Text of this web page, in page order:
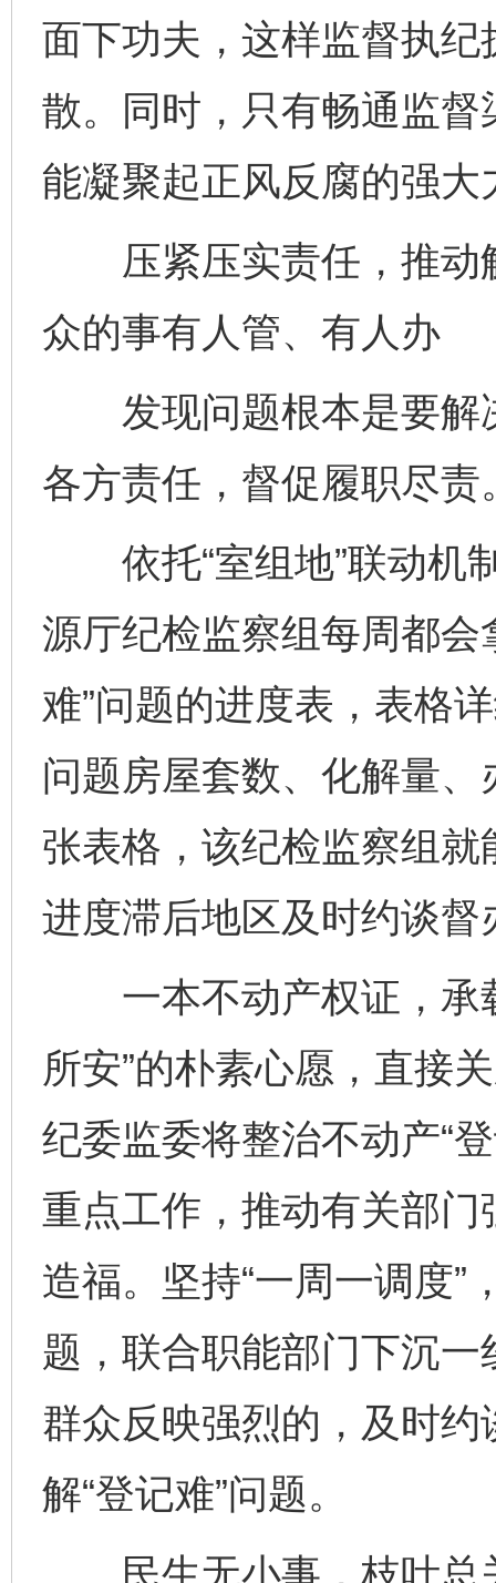
面下功夫，这样监督执
散。同时，只有畅通监
能凝聚起正风反腐的强大
压紧压实责任，推动
众的事有人管、有人办
发现问题根本是要解
各方责任，督促履职尽责
依托“室组地”联动机
源厅纪检监察组每周都会
难”问题的进度表，表格
问题房屋套数、化解量
张表格，该纪检监察组
进度滞后地区及时约谈
一本不动产权证，承
所安”的朴素心愿，直接
纪委监委将整治不动产“
重点工作，推动有关部
造福。坚持“一周一调度
题，联合职能部门下沉
群众反映强烈的，及时
解“登记难”问题。
民生无小事，枝叶总